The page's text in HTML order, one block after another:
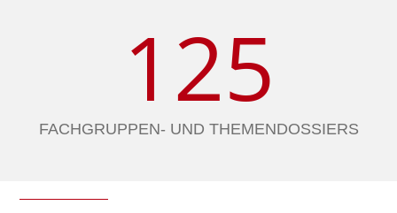
125
FACHGRUPPEN- UND THEMENDOSSIERS